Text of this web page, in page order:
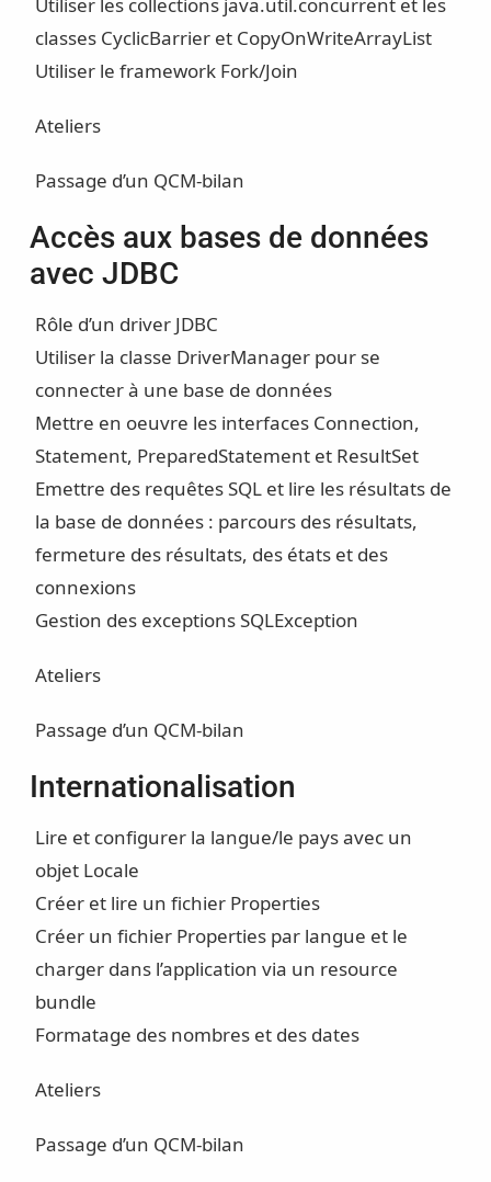
Utiliser les collections java.util.concurrent et les
classes CyclicBarrier et CopyOnWriteArrayList
Utiliser le framework Fork/Join
Ateliers
Passage d’un QCM-bilan
Accès aux bases de données
avec JDBC
Rôle d’un driver JDBC
Utiliser la classe DriverManager pour se
connecter à une base de données
Mettre en oeuvre les interfaces Connection,
Statement, PreparedStatement et ResultSet
Emettre des requêtes SQL et lire les résultats de
la base de données : parcours des résultats,
fermeture des résultats, des états et des
connexions
Gestion des exceptions SQLException
Ateliers
Passage d’un QCM-bilan
Internationalisation
Lire et configurer la langue/le pays avec un
objet Locale
Créer et lire un fichier Properties
Créer un fichier Properties par langue et le
charger dans l’application via un resource
bundle
Formatage des nombres et des dates
Ateliers
Passage d’un QCM-bilan